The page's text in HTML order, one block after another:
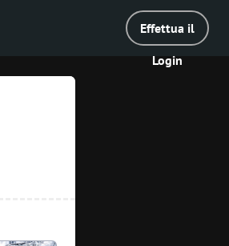
Effettua il
Login